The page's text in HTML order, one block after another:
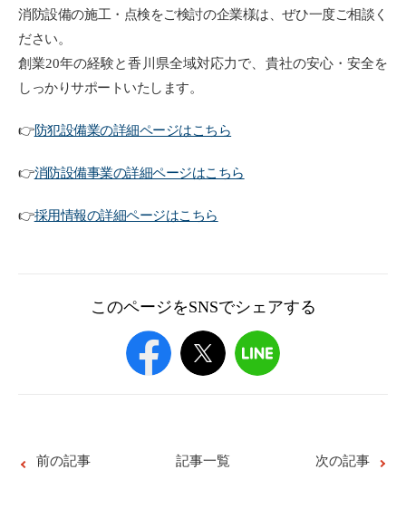
消防設備の施工・点検をご検討の企業様は、ぜひ一度ご相談く
ださい。
創業20年の経験と香川県全域対応力で、貴社の安心・安全を
しっかりサポートいたします。
👉防犯設備業の詳細ページはこちら
👉消防設備事業の詳細ページはこちら
👉採用情報の詳細ページはこちら
このページをSNSでシェアする
前の記事 記事一覧 次の記事